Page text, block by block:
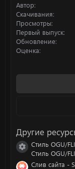
:
Автор
Скачивания
Просмотры
Первый выпуск
Обновление
Оценка
Другие
Иконка
Стиль OGU/
Стиль OGU/
Слив сайта -